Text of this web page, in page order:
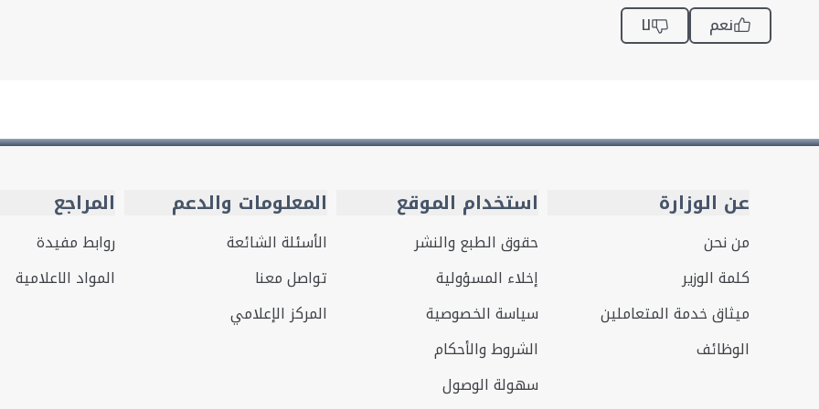
نعم لا
عن الوزارة
من نحن
كلمة الوزير
ميثاق خدمة المتعاملين
الوظائف
استخدام الموقع
حقوق الطبع والنشر
إخلاء المسؤولية
سياسة الخصوصية
الشروط والأحكام
سهولة الوصول
المعلومات والدعم
الأسئلة الشائعة
تواصل معنا
المركز الإعلامي
المراجع
روابط مفيدة
المواد الاعلامية